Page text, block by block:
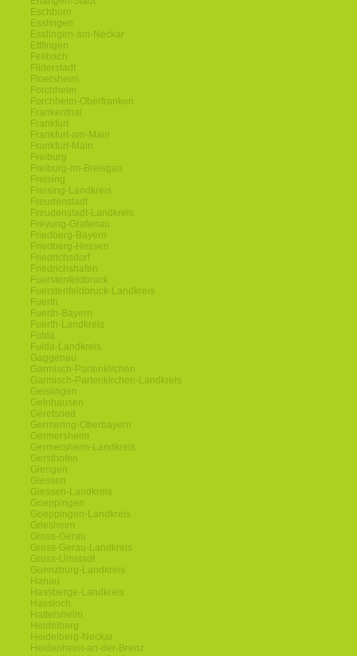
Eschborn
Esslingen
Esslingen-am-Neckar
Ettlingen
Fellbach
Filderstadt
Floersheim
Forchheim
Forchheim-Oberfranken
Frankenthal
Frankfurt
Frankfurt-am-Main
Frankfurt-Main
Freiburg
Freiburg-im-Breisgau
Freising
Freising-Landkreis
Freudenstadt
Freudenstadt-Landkreis
Freyung-Grafenau
Friedberg-Bayern
Friedberg-Hessen
Friedrichsdorf
Friedrichshafen
Fuerstenfeldbruck
Fuerstenfeldbruck-Landkreis
Fuerth
Fuerth-Bayern
Fuerth-Landkreis
Fulda
Fulda-Landkreis
Gaggenau
Garmisch-Partenkirchen
Garmisch-Partenkirchen-Landkreis
Geislingen
Gelnhausen
Geretsried
Germering-Oberbayern
Germersheim
Germersheim-Landkreis
Gersthofen
Giengen
Giessen
Giessen-Landkreis
Goeppingen
Goeppingen-Landkreis
Griesheim
Gross-Gerau
Gross-Gerau-Landkreis
Gross-Umstadt
Guenzburg-Landkreis
Hanau
Hassberge-Landkreis
Hassloch
Hattersheim
Heidelberg
Heidelberg-Neckar
Heidenheim-an-der-Brenz